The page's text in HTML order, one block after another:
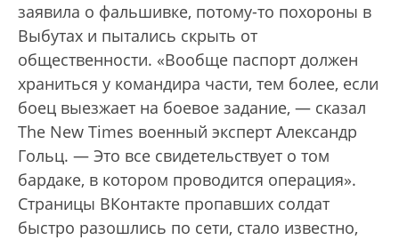
заявила о фальшивке, потому-то похороны в
Выбутах и пытались скрыть от
общественности. «Вообще паспорт должен
храниться у командира части, тем более, если
боец выезжает на боевое задание, — сказал
The New Times военный эксперт Александр
Гольц. — Это все свидетельствует о том
бардаке, в котором проводится операция».
Страницы ВКонтакте пропавших солдат
быстро разошлись по сети, стало известно,